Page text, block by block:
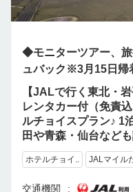
◆モニターツアー、
ュバック※3月15日
【JALで行く東北・
レンタカー付（免責
ルチョイスプラン♪ 1
田や青森・仙台など
ホテルチョイ.. JALマイルた
交通機関